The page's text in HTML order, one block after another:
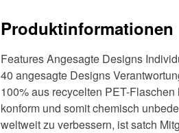
Produktinformationen
Features Angesagte Designs
40 angesagte Designs
100% aus recycelten PET-
konform und somit chemisch
weltweit zu verbessern, ist satch